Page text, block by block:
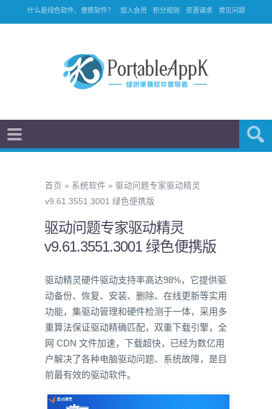
什么是绿色软件、便携软件？ 加入会员 积分规则 资源请求 常见问题
首页 » 系统软件 » 驱动问题专家驱动精灵
v9.61.3551.3001 绿色便携版
驱动问题专家驱动精灵
v9.61.3551.3001 绿色便携版
驱动精灵硬件驱动支持率高达98%，它提供驱
动备份、恢复、安装、删除、在线更新等实用
功能，集驱动管理和硬件检测于一体，采用多
重算法保证驱动精确匹配，双重下载引擎，全
网 CDN 文件加速，下载超快，已经为数亿用
户解决了各种电脑驱动问题、系统故障，是目
前最有效的驱动软件。